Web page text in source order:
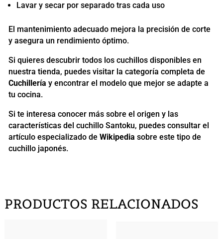
Lavar y secar por separado tras cada uso
El mantenimiento adecuado mejora la precisión de corte
y asegura un rendimiento óptimo.
Si quieres descubrir todos los cuchillos disponibles en
nuestra tienda, puedes visitar la categoría completa de
Cuchillería y encontrar el modelo que mejor se adapte a
tu cocina.
Si te interesa conocer más sobre el origen y las
características del cuchillo Santoku, puedes consultar el
artículo especializado de Wikipedia sobre este tipo de
cuchillo japonés.
PRODUCTOS RELACIONADOS